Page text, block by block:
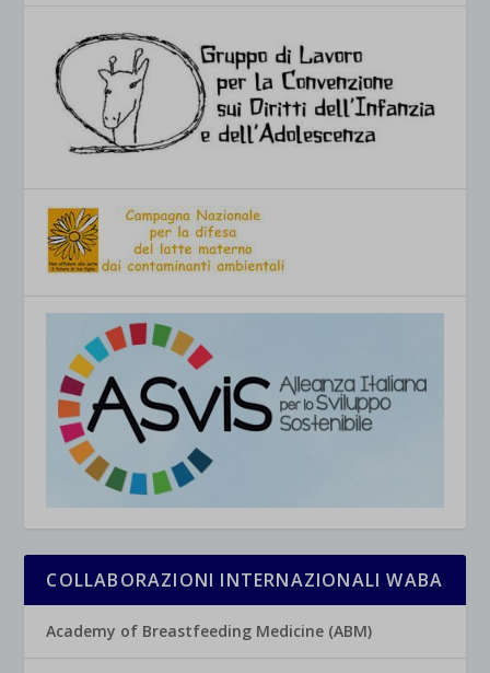
COLLABORAZIONI INTERNAZIONALI WABA
Academy of Breastfeeding Medicine (ABM)